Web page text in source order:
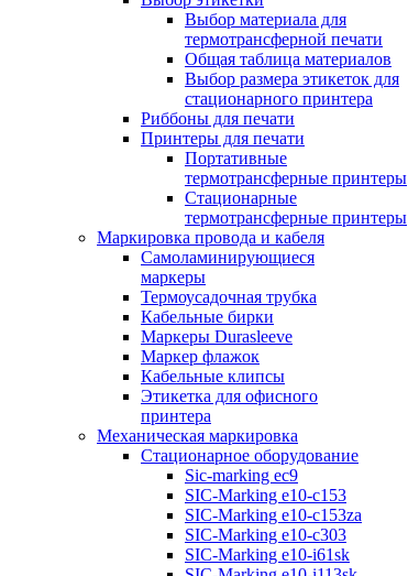
Выбор материала для
термотрансферной печати
Общая таблица материалов
Выбор размера этикеток для
стационарного принтера
Риббоны для печати
Принтеры для печати
Портативные
термотрансферные принтеры
Стационарные
термотрансферные принтеры
Маркировка провода и кабеля
Самоламинирующиеся
маркеры
Термоусадочная трубка
Кабельные бирки
Маркеры Durasleeve
Маркер флажок
Кабельные клипсы
Этикетка для офисного
принтера
Механическая маркировка
Стационарное оборудование
Sic-marking ec9
SIC-Marking e10-c153
SIC-Marking e10-c153za
SIC-Marking e10-c303
SIC-Marking e10-i61sk